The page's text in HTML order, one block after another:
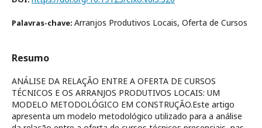
Palavras-chave: Arranjos Produtivos Locais, Oferta de Cursos
Resumo
ANÁLISE DA RELAÇÃO ENTRE A OFERTA DE CURSOS
TÉCNICOS E OS ARRANJOS PRODUTIVOS LOCAIS: UM
MODELO METODOLÓGICO EM CONSTRUÇÃO.Este artigo
apresenta um modelo metodológico utilizado para a análise